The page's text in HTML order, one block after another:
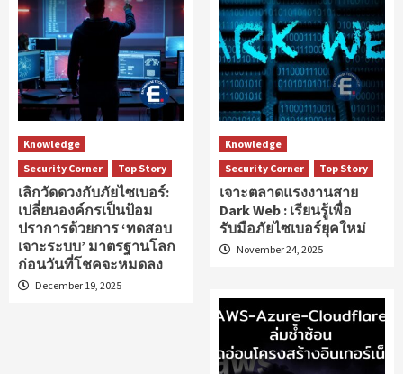
Knowledge
Security Corner
Top Story
เลิกวัดดวงกับภัยไซเบอร์:
เปลี่ยนองค์กรเป็นป้อม
ปราการด้วยการ ‘ทดสอบ
เจาะระบบ’ มาตรฐานโลก
ก่อนวันที่โชคจะหมดลง
December 19, 2025
Knowledge
Security Corner
Top Story
เจาะตลาดแรงงานสาย
Dark Web : เรียนรู้เพื่อ
รับมือภัยไซเบอร์ยุคใหม่
November 24, 2025